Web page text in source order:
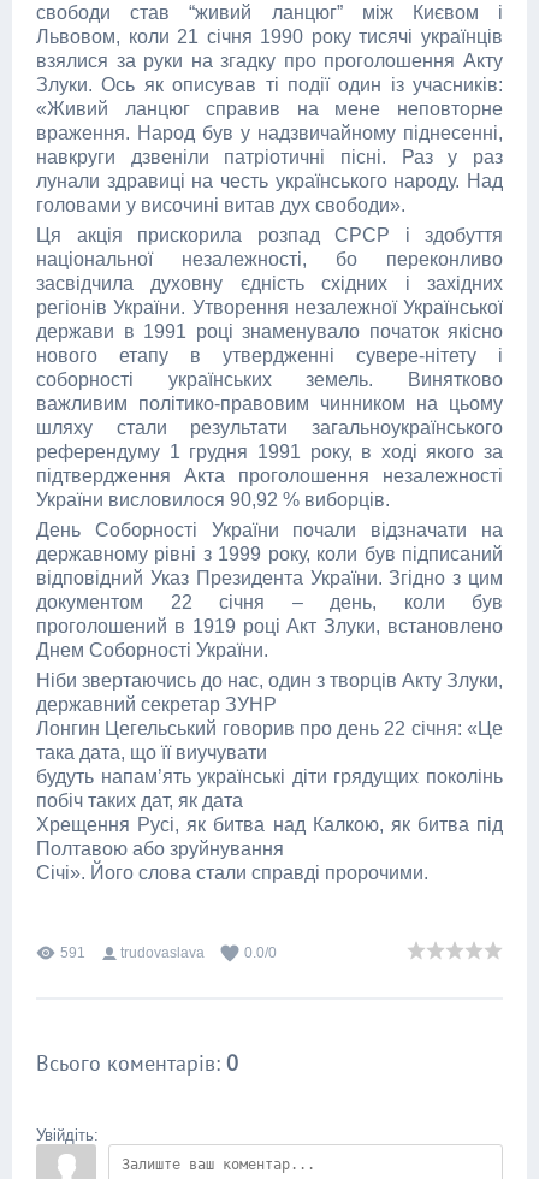
свободи став “живий ланцюг” між Києвом і
Львовом, коли 21 січня 1990 року тисячі українців
взялися за руки на згадку про проголошення Акту
Злуки. Ось як описував ті події один із учасників:
«Живий ланцюг справив на мене неповторне
враження. Народ був у надзвичайному піднесенні,
навкруги дзвеніли патріотичні пісні. Раз у раз
лунали здравиці на честь українського народу. Над
головами у височині витав дух свободи».
Ця акція прискорила розпад СРСР і здобуття
національної незалежності, бо переконливо
засвідчила духовну єдність східних і західних
регіонів України. Утворення незалежної Української
держави в 1991 році знаменувало початок якісно
нового етапу в утвердженні сувере-нітету і
соборності українських земель. Винятково
важливим політико-правовим чинником на цьому
шляху стали результати загальноукраїнського
референдуму 1 грудня 1991 року, в ході якого за
підтвердження Акта проголошення незалежності
України висловилося 90,92 % виборців.
День Соборності України почали відзначати на
державному рівні з 1999 року, коли був підписаний
відповідний Указ Президента України. Згідно з цим
документом 22 січня – день, коли був
проголошений в 1919 році Акт Злуки, встановлено
Днем Соборності України.
Ніби звертаючись до нас, один з творців Акту Злуки,
державний секретар ЗУНР
Лонгин Цегельський говорив про день 22 січня: «Це
така дата, що її виучувати
будуть напам’ять українські діти грядущих поколінь
побіч таких дат, як дата
Хрещення Русі, як битва над Калкою, як битва під
Полтавою або зруйнування
Січі». Його слова стали справді пророчими.
591 trudovaslava 0.0/0
Всього коментарів: 0
Увійдіть: